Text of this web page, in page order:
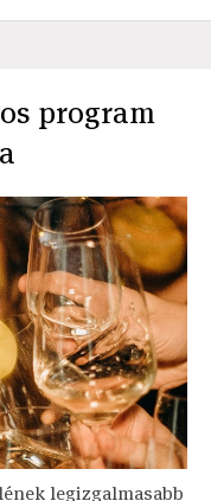
program
legizgalmasabb